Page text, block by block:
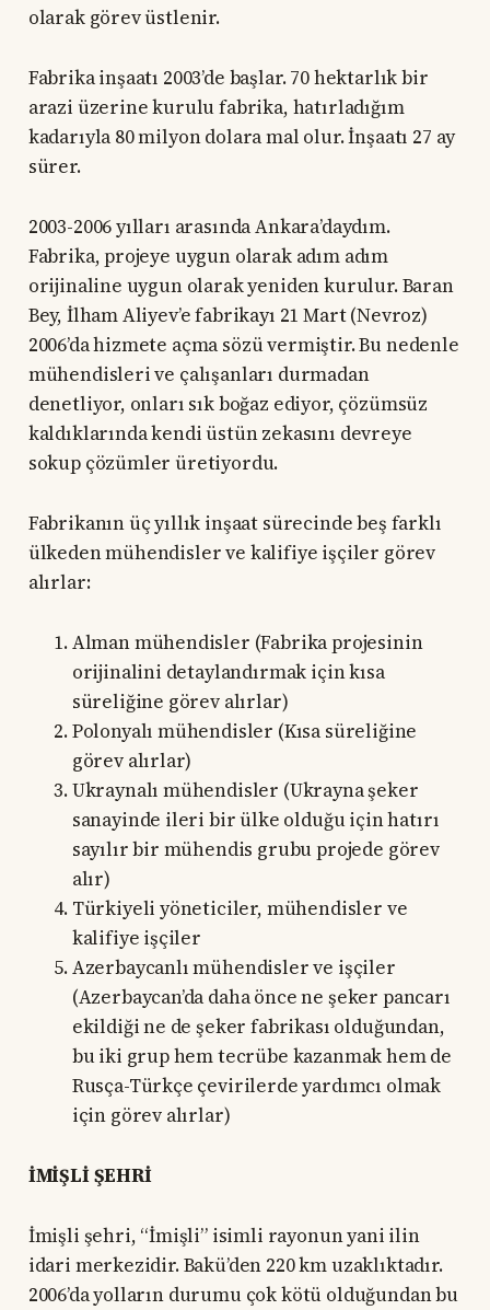
olarak görev üstlenir.
Fabrika inşaatı 2003’de başlar. 70 hektarlık bir
arazi üzerine kurulu fabrika, hatırladığım
kadarıyla 80 milyon dolara mal olur. İnşaatı 27 ay
sürer.
2003-2006 yılları arasında Ankara’daydım.
Fabrika, projeye uygun olarak adım adım
orijinaline uygun olarak yeniden kurulur. Baran
Bey, İlham Aliyev’e fabrikayı 21 Mart (Nevroz)
2006’da hizmete açma sözü vermiştir. Bu nedenle
mühendisleri ve çalışanları durmadan
denetliyor, onları sık boğaz ediyor, çözümsüz
kaldıklarında kendi üstün zekasını devreye
sokup çözümler üretiyordu.
Fabrikanın üç yıllık inşaat sürecinde beş farklı
ülkeden mühendisler ve kalifiye işçiler görev
alırlar:
Alman mühendisler (Fabrika projesinin
orijinalini detaylandırmak için kısa
süreliğine görev alırlar)
Polonyalı mühendisler (Kısa süreliğine
görev alırlar)
Ukraynalı mühendisler (Ukrayna şeker
sanayinde ileri bir ülke olduğu için hatırı
sayılır bir mühendis grubu projede görev
alır)
Türkiyeli yöneticiler, mühendisler ve
kalifiye işçiler
Azerbaycanlı mühendisler ve işçiler
(Azerbaycan’da daha önce ne şeker pancarı
ekildiği ne de şeker fabrikası olduğundan,
bu iki grup hem tecrübe kazanmak hem de
Rusça-Türkçe çevirilerde yardımcı olmak
için görev alırlar)
İMİŞLİ ŞEHRİ
İmişli şehri, “İmişli” isimli rayonun yani ilin
idari merkezidir. Bakü’den 220 km uzaklıktadır.
2006’da yolların durumu çok kötü olduğundan bu